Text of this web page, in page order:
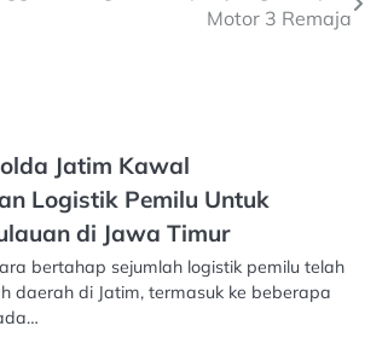
Motor 3 Remaja
Jatim Kawal
Logistik Pemilu Untuk
di Jawa Timur
bertahap sejumlah logistik pemilu telah
daerah di Jatim, termasuk ke beberapa